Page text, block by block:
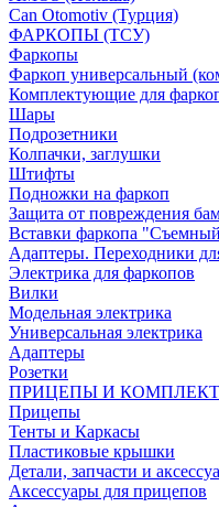
Can Otomotiv (Турция)
ФАРКОПЫ (ТСУ)
Фаркопы
Фаркоп универсальный
Комплектующие для
Шары
Подрозетники
Колпачки, заглушки
Штифты
Подножки на фаркоп
Защита от повреждения
Вставки фаркопа
Адаптеры. Переходники
Электрика для фаркопов
Вилки
Модельная электрика
Универсальная электрика
Адаптеры
Розетки
ПРИЦЕПЫ И
Прицепы
Тенты и Каркасы
Пластиковые крышки
Детали, запчасти и
Аксессуары для прицепов